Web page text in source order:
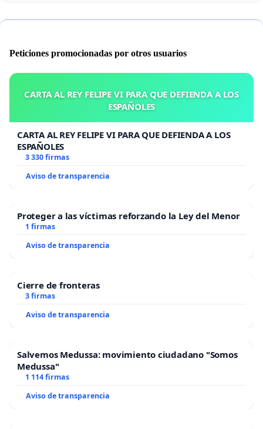
Peticiones promocionadas por otros usuarios
CARTA AL REY FELIPE VI PARA QUE DEFIENDA A LOS
ESPAÑOLES
CARTA AL REY FELIPE VI PARA QUE DEFIENDA A LOS
ESPAÑOLES
3 330 firmas
Aviso de transparencia
Proteger a las víctimas reforzando la Ley del Menor
1 firmas
Aviso de transparencia
Cierre de fronteras
3 firmas
Aviso de transparencia
Salvemos Medussa: movimiento ciudadano "Somos
Medussa"
1 114 firmas
Aviso de transparencia